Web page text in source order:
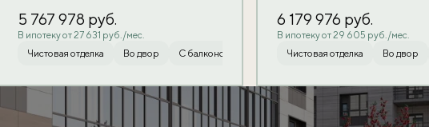
отделка Во двор С балконом
5 767 978 руб.
В ипотеку от 27 631 руб./мес.
Чистовая отделка
Во двор С балконом Чистовая отделка Во двор С
6 179 976 руб.
В ипотеку от 29 605 руб./мес.
Чистовая отделка
Во двор